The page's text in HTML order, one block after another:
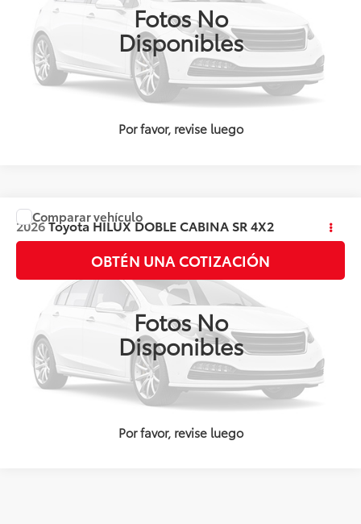
Fotos No
Disponibles
Por favor, revise luego
Fotos No
Disponibles
Por favor, revise luego
2026Toyota HILUX DOBLE CABINA SR 4X2
Disponible
Precio: Llámanos para Obtener el Precio
OBTÉN UNA COTIZACIÓN
Comparar vehículo